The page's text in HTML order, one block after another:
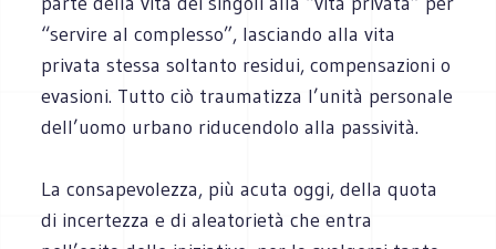
“servire al complesso”, lasciando alla vita
privata stessa soltanto residui, compensazioni o
evasioni. Tutto ciò traumatizza l’unità personale
dell’uomo urbano riducendolo alla passività.
La consapevolezza, più acuta oggi, della quota
di incertezza e di aleatorietà che entra